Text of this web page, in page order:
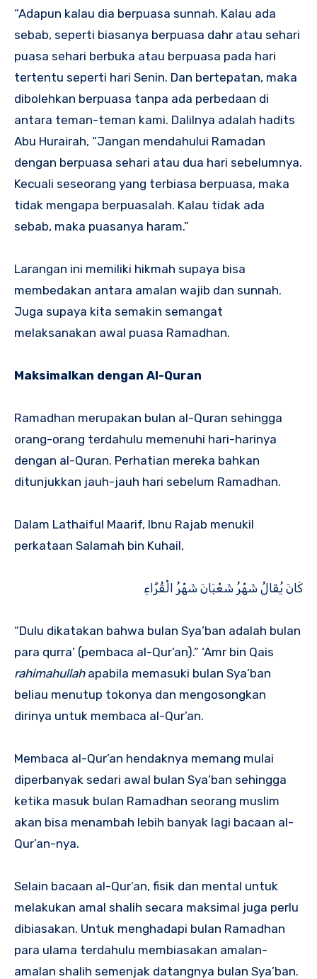
“Adapun kalau dia berpuasa sunnah. Kalau ada
sebab, seperti biasanya berpuasa dahr atau sehari
puasa sehari berbuka atau berpuasa pada hari
tertentu seperti hari Senin. Dan bertepatan, maka
dibolehkan berpuasa tanpa ada perbedaan di
antara teman-teman kami. Dalilnya adalah hadits
Abu Hurairah, “Jangan mendahului Ramadan
dengan berpuasa sehari atau dua hari sebelumnya.
Kecuali seseorang yang terbiasa berpuasa, maka
tidak mengapa berpuasalah. Kalau tidak ada
sebab, maka puasanya haram.”
Larangan ini memiliki hikmah supaya bisa
membedakan antara amalan wajib dan sunnah.
Juga supaya kita semakin semangat
melaksanakan awal puasa Ramadhan.
Maksimalkan dengan Al-Quran
Ramadhan merupakan bulan al-Quran sehingga
orang-orang terdahulu memenuhi hari-harinya
dengan al-Quran. Perhatian mereka bahkan
ditunjukkan jauh-jauh hari sebelum Ramadhan.
Dalam Lathaiful Maarif, Ibnu Rajab menukil
perkataan Salamah bin Kuhail,
كَانَ يُقَالُ شَهْرُ شَعْبَانَ شَهْرُ الْقُرَّاءِ
“Dulu dikatakan bahwa bulan Sya’ban adalah bulan
para qurra’ (pembaca al-Qur’an).” ‘Amr bin Qais
rahimahullahapabila memasuki bulan Sya’ban
beliau menutup tokonya dan mengosongkan
dirinya untuk membaca al-Qur’an.
Membaca al-Qur’an hendaknya memang mulai
diperbanyak sedari awal bulan Sya’ban sehingga
ketika masuk bulan Ramadhan seorang muslim
akan bisa menambah lebih banyak lagi bacaan al-
Qur’an-nya.
Selain bacaan al-Qur’an, fisik dan mental untuk
melakukan amal shalih secara maksimal juga perlu
dibiasakan. Untuk menghadapi bulan Ramadhan
para ulama terdahulu membiasakan amalan-
amalan shalih semenjak datangnya bulan Sya’ban.